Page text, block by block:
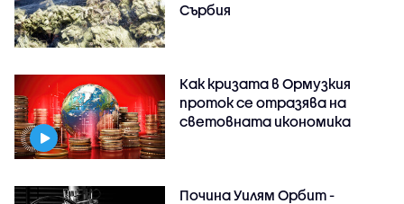
Сърбия
Как кризата в Ормузкия
проток се отразява на
световната икономика
Почина Уилям Орбит -